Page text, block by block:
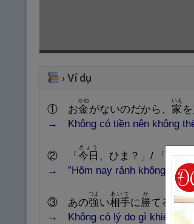
›Ví dụ
① お金
かね
がないのだから、 家
いえ
を
→ Không có tiền nên không
② 「 今 日
きょう
、ひま？」/ 「ひま
→ ”Hôm nay rảnh không?” /
③ あの強
つよ
い相手
あいて
に勝
か
てる わ
→ Không có lý do gì khiến tôi